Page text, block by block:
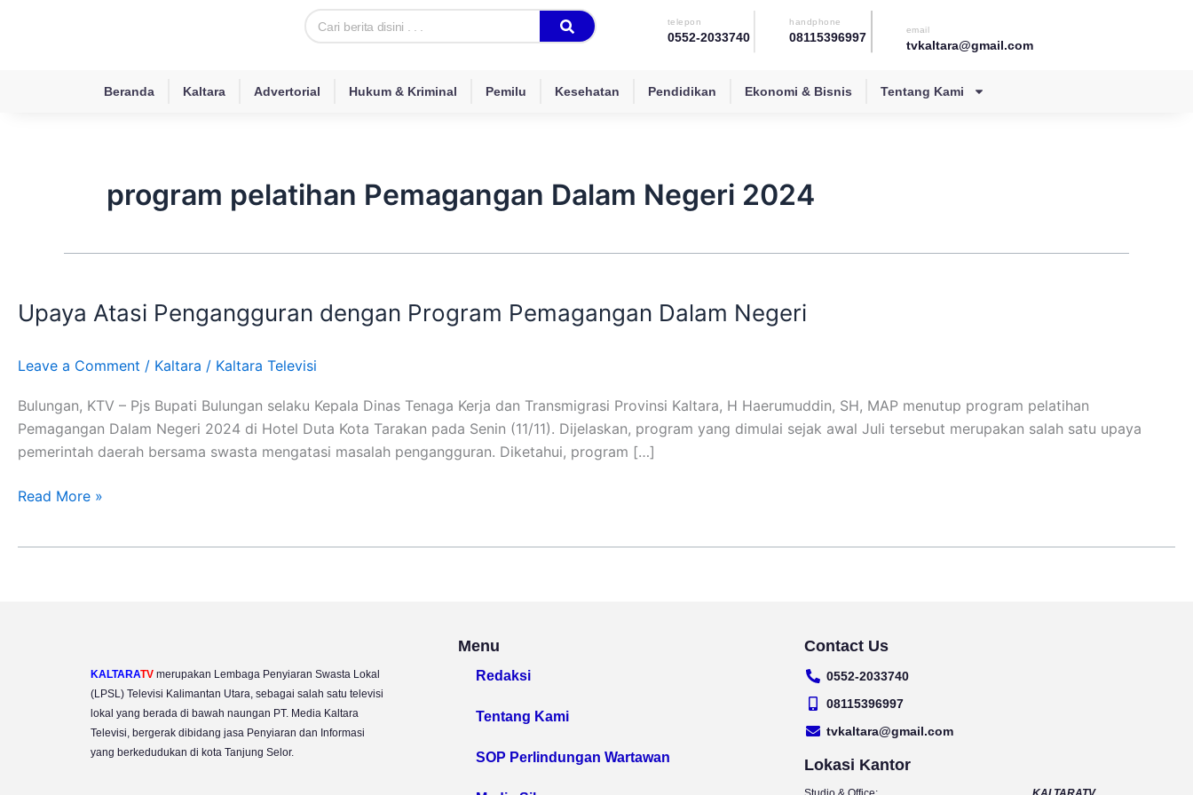
Search telepon
0552-2033740
handphone
08115396997
email
tvkaltara@gmail.com
Beranda Kaltara Advertorial Hukum & Kriminal Pemilu Kesehatan Pendidikan Ekonomi & Bisnis Tentang Kami
program pelatihan Pemagangan Dalam Negeri 2024
Upaya Atasi Pengangguran dengan Program Pemagangan Dalam Negeri
Leave a Comment / Kaltara / Kaltara Televisi
Bulungan, KTV – Pjs Bupati Bulungan selaku Kepala Dinas Tenaga Kerja dan Transmigrasi Provinsi Kaltara, H Haerumuddin, SH, MAP menutup program pelatihan
Pemagangan Dalam Negeri 2024 di Hotel Duta Kota Tarakan pada Senin (11/11). Dijelaskan, program yang dimulai sejak awal Juli tersebut merupakan salah satu upaya
pemerintah daerah bersama swasta mengatasi masalah pengangguran. Diketahui, program […]
Pengangguran
Program
Dalam
Negeri
Read More »
KALTARATV merupakan Lembaga Penyiaran Swasta Lokal
(LPSL) Televisi Kalimantan Utara, sebagai salah satu televisi
lokal yang berada di bawah naungan PT. Media Kaltara
Televisi, bergerak dibidang jasa Penyiaran dan Informasi
yang berkedudukan di kota Tanjung Selor.
Menu
Redaksi
Tentang Kami
SOP Perlindungan Wartawan
Contact Us
0552-2033740
08115396997
tvkaltara@gmail.com
Lokasi Kantor